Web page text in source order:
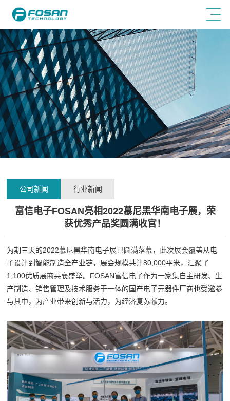
公司新闻 行业新闻
富信电子FOSAN亮相2022慕尼黑华南电子展，荣
获优秀产品奖圆满收官！
为期三天的2022慕尼黑华南电子展已圆满落幕，此次展会覆盖从电
子设计到智能制造全产业链，展会规模共计80,000平米，汇聚了
1,100优质展商共襄盛举。FOSAN富信电子作为一家集自主研发、生
产制造、销售管理及技术服务于一体的国产电子元器件厂商也受邀参
与其中，为产业带来创新与活力，为经济复苏献力。